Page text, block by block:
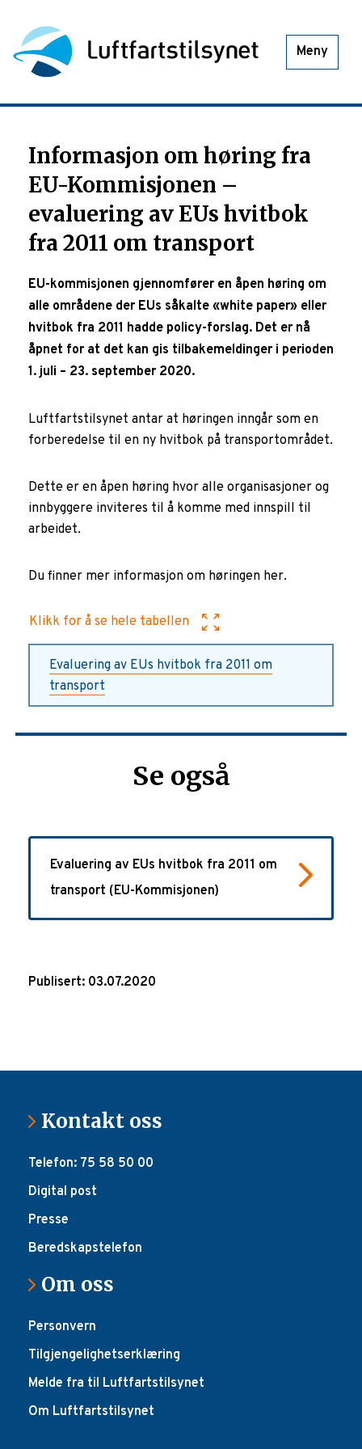
Meny
Informasjon om høring fra
EU-Kommisjonen –
evaluering av EUs hvitbok
fra 2011 om transport
EU-kommisjonen gjennomfører en åpen høring om
alle områdene der EUs såkalte «white paper» eller
hvitbok fra 2011 hadde policy-forslag. Det er nå
åpnet for at det kan gis tilbakemeldinger i perioden
1. juli – 23. september 2020.
Luftfartstilsynet antar at høringen inngår som en
forberedelse til en ny hvitbok på transportområdet.
Dette er en åpen høring hvor alle organisasjoner og
innbyggere inviteres til å komme med innspill til
arbeidet.
Du finner mer informasjon om høringen her.
Klikk for å se hele tabellen
Evaluering av EUs hvitbok fra 2011 om
transport
Se også
Evaluering av EUs hvitbok fra 2011 om
transport (EU-Kommisjonen)
Publisert: 03.07.2020
Kontakt oss
Telefon: 75 58 50 00
Digital post
Presse
Beredskapstelefon
Om oss
Personvern
Tilgjengelighetserklæring
Melde fra til Luftfartstilsynet
Om Luftfartstilsynet